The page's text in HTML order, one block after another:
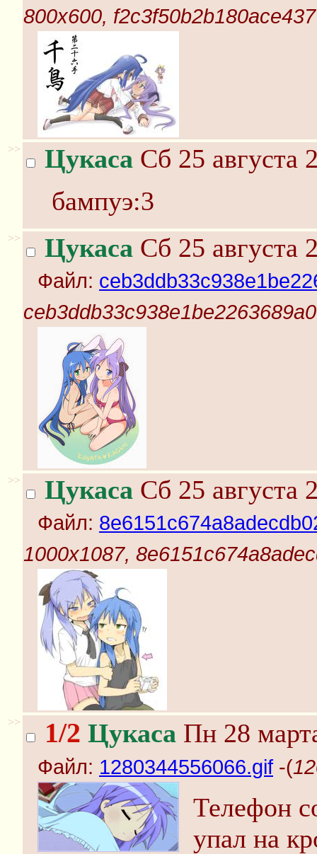
800x600,
>> Цукаса Сб 25 августа
бампуэ:3
>> Цукаса Сб 25 августа
Файл:
>> Цукаса Сб 25 августа
Файл:
1000x1087,
>> 1/2 Цукаса Пн 28
Файл: 1280344556066.gif -(
Телефон
упал на